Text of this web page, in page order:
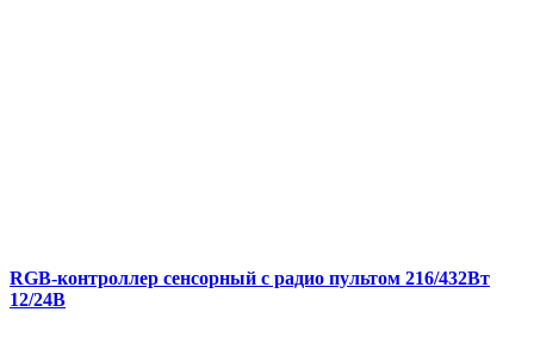
RGB-контроллер сенсорный с радио пультом 216/432Вт
12/24В